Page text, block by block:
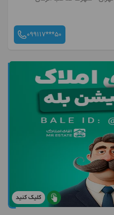
099117***50
کلیک کنید